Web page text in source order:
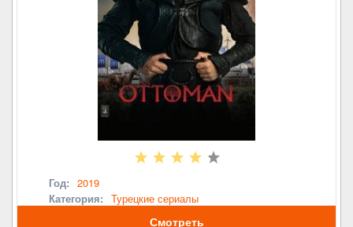
Год: 2019
Категория: Турецкие сериалы
Смотреть